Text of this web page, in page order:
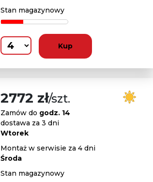
Stan magazynowy
Kup
2772 zł/szt.
Zamów do godz. 14
dostawa za 3 dni
Wtorek
Montaż w serwisie za 4 dni
Środa
Stan magazynowy